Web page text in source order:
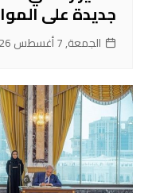
جديدة على
الجمعة, 7 أغسطس 2026, 22:54